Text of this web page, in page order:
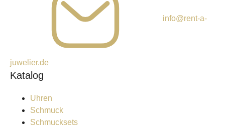
info@rent-a-
juwelier.de
Katalog
Uhren
Schmuck
Schmucksets